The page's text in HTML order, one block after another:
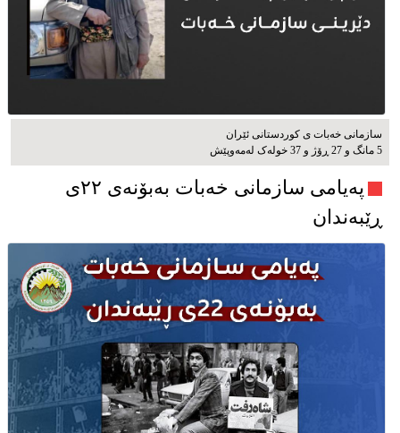
سازمانی خەبات ی كوردستانی ئێران
5 مانگ و 27 ڕۆژ و 37 خوله‌ک له‌مه‌وپێش‌
پەیامی سازمانی خەبات بەبۆنەی ۲۲ی
ڕێبەندان